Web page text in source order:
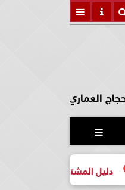
العماري

لأول مرة لاختيار مشروع